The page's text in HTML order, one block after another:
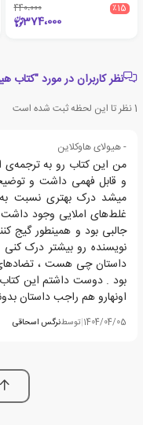
٪15 440،000
374،000
نظر کاربران در مورد "کتاب
1نظر تا این لحظه ثبت شده است
- هیولای هاوکلاین
من این کتاب رو به
و قابل فهمی داشت و
میشد درک بهتری نسبت
غلط‌های املایی وجود داشت
جالبی بود و همینطور
نویسنده رو بیشتر درک
داستان چی هست ،
بود . دوست داشتم این کتاب
اونهارو هم راجب داستان
1404/04/05
|توسطنرگس اسحاقی